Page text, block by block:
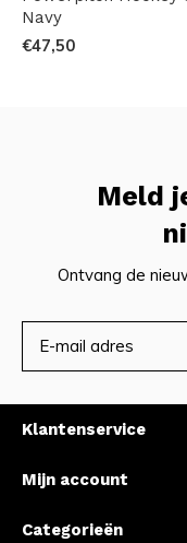
Navy
€47,50
Meld
Ontvang de
Klantenservice
Mijn account
Categorieën